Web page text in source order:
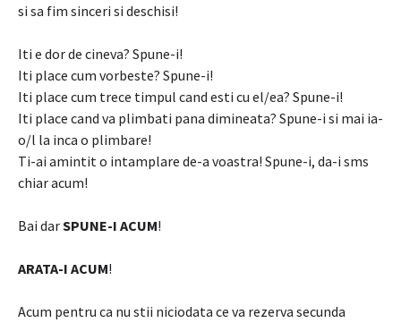
si sa fim sinceri si deschisi!
Iti e dor de cineva? Spune-i!
Iti place cum vorbeste? Spune-i!
Iti place cum trece timpul cand esti cu el/ea? Spune-i!
Iti place cand va plimbati pana dimineata? Spune-i si mai ia-
o/l la inca o plimbare!
Ti-ai amintit o intamplare de-a voastra! Spune-i, da-i sms
chiar acum!
Bai darSPUNE-I ACUM!
ARATA-I ACUM!
Acum pentru ca nu stii niciodata ce va rezerva secunda